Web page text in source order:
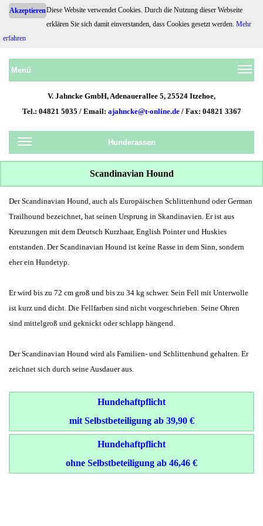
Hundehaftpflicht.de
Menü
V. Jahncke GmbH, Adenauerallee 5, 25524 Itzehoe,
Tel.: 04821 5035 / Email: ajahncke@t-online.de/ Fax: 04821 3367
Hunderassen
Scandinavian Hound
Der Scandinavian Hound, auch als Europäischen Schlittenhund oder German
Trailhound bezeichnet, hat seinen Ursprung in Skandinavien. Er ist aus
Kreuzungen mit dem Deutsch Kurzhaar, English Pointer und Huskies
entstanden. Der Scandinavian Hound ist keine Rasse in dem Sinn, sondern
eher ein Hundetyp.
Er wird bis zu 72 cm groß und bis zu 34 kg schwer. Sein Fell mit Unterwolle
ist kurz und dicht. Die Fellfarben sind nicht vorgeschrieben. Seine Ohren
sind mittelgroß und geknickt oder schlapp hängend.
Der Scandinavian Hound wird als Familien- und Schlittenhund gehalten. Er
zeichnet sich durch seine Ausdauer aus.
Hundehaftpflicht
mit Selbstbeteiligung ab 39,90 €
Hundehaftpflicht
ohne Selbstbeteiligung ab 46,46 €
AkzeptierenDiese Website verwendet Cookies. Durch die Nutzung dieser Webseite
erklären Sie sich damit einverstanden, dass Cookies gesetzt werden. Mehr
erfahren